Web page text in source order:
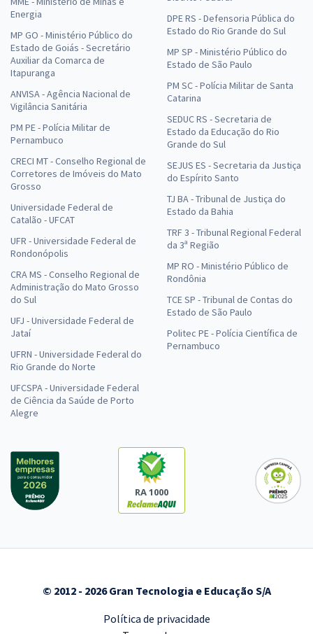
Energia
MP GO - Ministério Público do
Estado de Goiás - Secretário
Auxiliar da Comarca de
Itapuranga
ANVISA - Agência Nacional de
Vigilância Sanitária
PM PE - Polícia Militar de
Pernambuco
CRECI MT - Conselho Regional de
Corretores de Imóveis do Mato
Grosso
Universidade Federal de
Catalão - UFCAT
UFR - Universidade Federal de
Rondonópolis
CRA MS - Conselho Regional de
Administração do Mato Grosso
do Sul
UFJ - Universidade Federal de
Jataí
UFRN - Universidade Federal do
Rio Grande do Norte
UFCSPA - Universidade Federal
de Ciência da Saúde de Porto
Alegre
DPE RS - Defensoria Pública do
Estado do Rio Grande do Sul
MP SP - Ministério Público do
Estado de São Paulo
PM SC - Polícia Militar de Santa
Catarina
SEDUC RS - Secretaria de
Estado da Educação do Rio
Grande do Sul
SEJUS ES - Secretaria da Justiça
do Espírito Santo
TJ BA - Tribunal de Justiça do
Estado da Bahia
TRF 3 - Tribunal Regional Federal
da 3ª Região
MP RO - Ministério Público de
Rondônia
TCE SP - Tribunal de Contas do
Estado de São Paulo
Politec PE - Polícia Científica de
Pernambuco
RA 1000
© 2012 - 2026 Gran Tecnologia e Educação S/A
Política de privacidade